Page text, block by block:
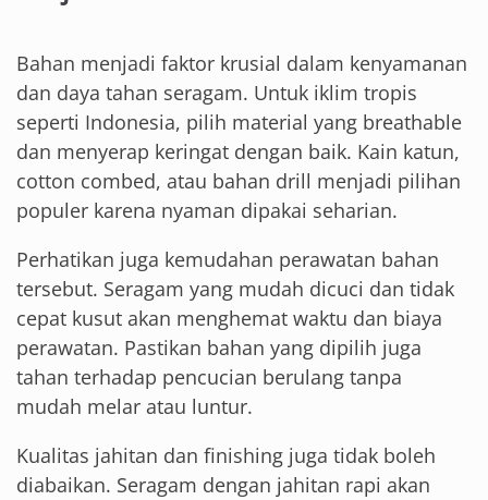
Bahan menjadi faktor krusial dalam kenyamanan
dan daya tahan seragam. Untuk iklim tropis
seperti Indonesia, pilih material yang breathable
dan menyerap keringat dengan baik. Kain katun,
cotton combed, atau bahan drill menjadi pilihan
populer karena nyaman dipakai seharian.
Perhatikan juga kemudahan perawatan bahan
tersebut. Seragam yang mudah dicuci dan tidak
cepat kusut akan menghemat waktu dan biaya
perawatan. Pastikan bahan yang dipilih juga
tahan terhadap pencucian berulang tanpa
mudah melar atau luntur.
Kualitas jahitan dan finishing juga tidak boleh
diabaikan. Seragam dengan jahitan rapi akan